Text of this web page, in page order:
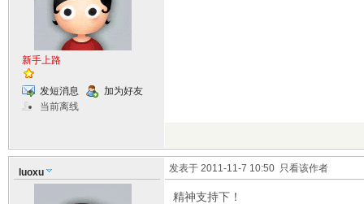
新手上路
发短消息
加为好友
当前离线
luoxu 发表于 2011-11-7 10:50 只看该作者
精神支持下！